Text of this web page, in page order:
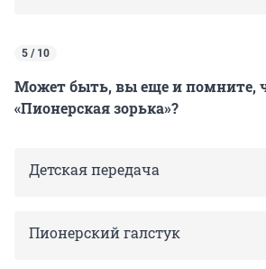
5 / 10
Может быть, вы еще и помните,
«Пионерская зорька»?
Детская передача
Пионерский галстук